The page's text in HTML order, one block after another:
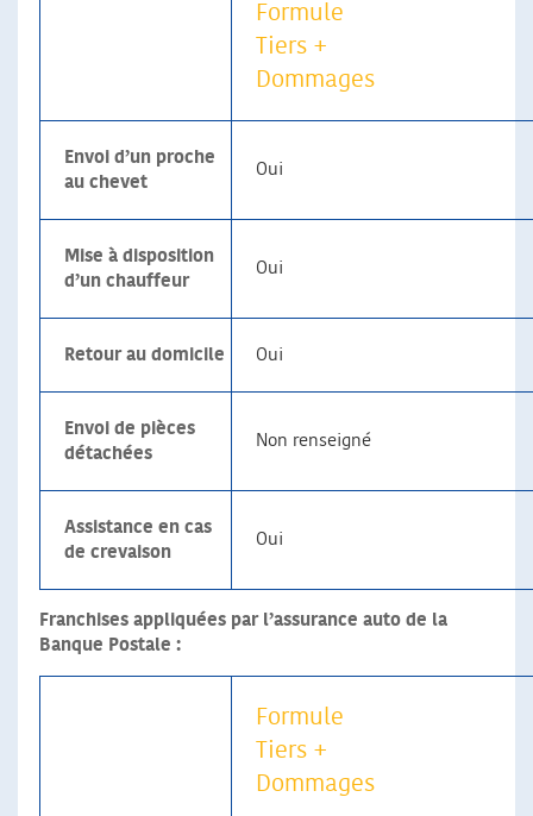
Formule
Tiers +
Dommages
Envoi d’un proche
au chevet
Oui
Mise à disposition
d’un chauffeur
Oui
Retour au domicile Oui
Envoi de pièces
détachées
Non renseigné
Assistance en cas
de crevaison
Oui
Franchises appliquées par l’assurance auto de la
Banque Postale :
Formule
Tiers +
Dommages